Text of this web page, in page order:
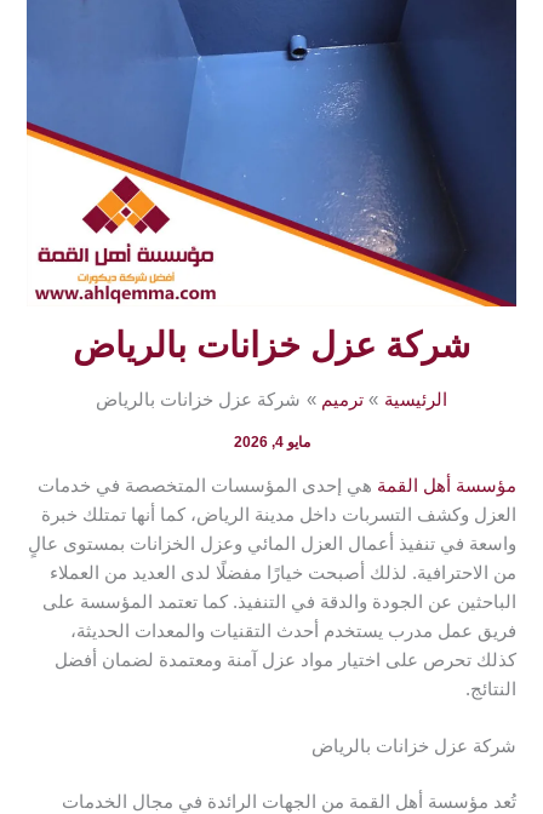
شركة عزل خزانات بالرياض
الرئيسية ترميم شركة عزل خزانات بالرياض
مايو 4, 2026
مؤسسة أهل القمة هي إحدى المؤسسات المتخصصة في خدمات
العزل وكشف التسربات داخل مدينة الرياض، كما أنها تمتلك خبرة
واسعة في تنفيذ أعمال العزل المائي وعزل الخزانات بمستوى عالٍ
من الاحترافية. لذلك أصبحت خيارًا مفضلًا لدى العديد من العملاء
الباحثين عن الجودة والدقة في التنفيذ. كما تعتمد المؤسسة على
فريق عمل مدرب يستخدم أحدث التقنيات والمعدات الحديثة،
كذلك تحرص على اختيار مواد عزل آمنة ومعتمدة لضمان أفضل
النتائج.
شركة عزل خزانات بالرياض
تُعد مؤسسة أهل القمة من الجهات الرائدة في مجال الخدمات